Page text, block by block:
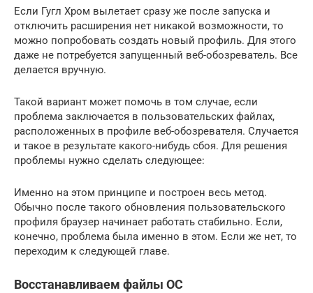
Если Гугл Хром вылетает сразу же после запуска и
отключить расширения нет никакой возможности, то
можно попробовать создать новый профиль. Для этого
даже не потребуется запущенный веб-обозреватель. Все
делается вручную.
Такой вариант может помочь в том случае, если
проблема заключается в пользовательских файлах,
расположенных в профиле веб-обозревателя. Случается
и такое в результате какого-нибудь сбоя. Для решения
проблемы нужно сделать следующее:
Именно на этом принципе и построен весь метод.
Обычно после такого обновления пользовательского
профиля браузер начинает работать стабильно. Если,
конечно, проблема была именно в этом. Если же нет, то
переходим к следующей главе.
Восстанавливаем файлы ОС